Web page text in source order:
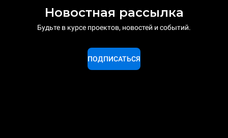
Новостная рассылка
Будьте в курсе проектов, новостей и событий.
ПОДПИСАТЬСЯ